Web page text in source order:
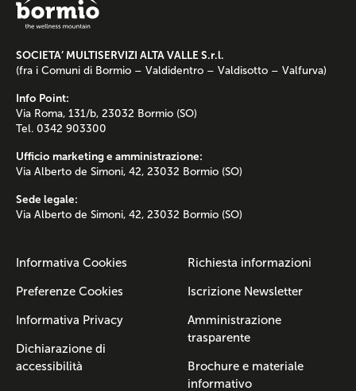
SOCIETA’ MULTISERVIZI ALTA VALLE S.r.l.
(fra i Comuni di Bormio – Valdidentro – Valdisotto – Valfurva)
Info Point:
Via Roma, 131/b, 23032 Bormio (SO)
Tel. 0342 903300
Ufficio marketing e amministrazione:
Via Alberto de Simoni, 42, 23032 Bormio (SO)
Sede legale:
Via Alberto de Simoni, 42, 23032 Bormio (SO)
Informativa Cookies
Preferenze Cookies
Informativa Privacy
Dichiarazione di
accessibilità
Richiesta informazioni
Iscrizione Newsletter
Amministrazione
trasparente
Brochure e materiale
informativo